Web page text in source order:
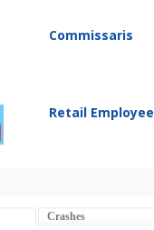
Commissaris
Retail Employee
Crashes